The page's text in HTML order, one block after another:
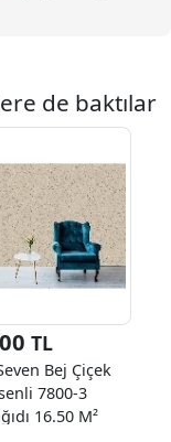
de baktılar
TL
Bej Çiçek
7800-3
16.50 M²